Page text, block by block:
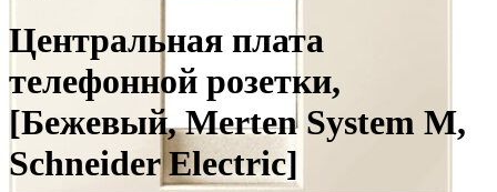
Центральная плата
телефонной розетки,
[Бежевый, Merten System M,
Schneider Electric]